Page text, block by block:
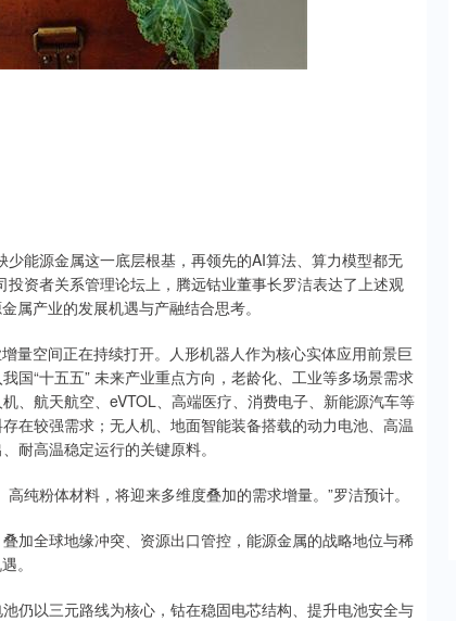
能源金属这一底层根基，再领先的AI算法、算力模型都无
资者关系管理论坛上，腾远钴业董事长罗洁表达了上述观
属产业的发展机遇与产融结合思考。
量空间正在持续打开。人形机器人作为核心实体应用前景巨
国“十五五” 未来产业重点方向，老龄化、工业等多场景需求
、航天航空、eVTOL、高端医疗、消费电子、新能源汽车等
在较强需求；无人机、地面智能装备搭载的动力电池、高温
耐高温稳定运行的关键原料。
纯粉体材料，将迎来多维度叠加的需求增量。”罗洁预计。
加全球地缘冲突、资源出口管控，能源金属的战略地位与稀
。
仍以三元路线为核心，钴在稳固电芯结构、提升电池安全与